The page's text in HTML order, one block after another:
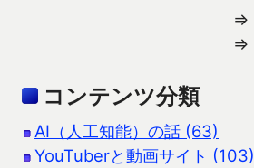
⇒
⇒
コンテンツ分類
AI（人工知能）の話 (63)
YouTuberと動画サイト (103)